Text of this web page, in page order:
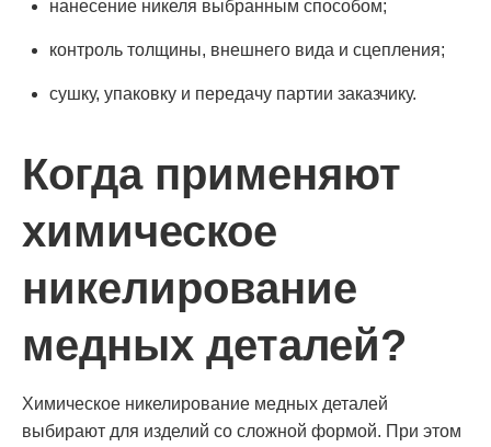
нанесение никеля выбранным способом;
контроль толщины, внешнего вида и сцепления;
сушку, упаковку и передачу партии заказчику.
Когда применяют
химическое
никелирование
медных деталей?
Химическое никелирование медных деталей
выбирают для изделий со сложной формой. При этом